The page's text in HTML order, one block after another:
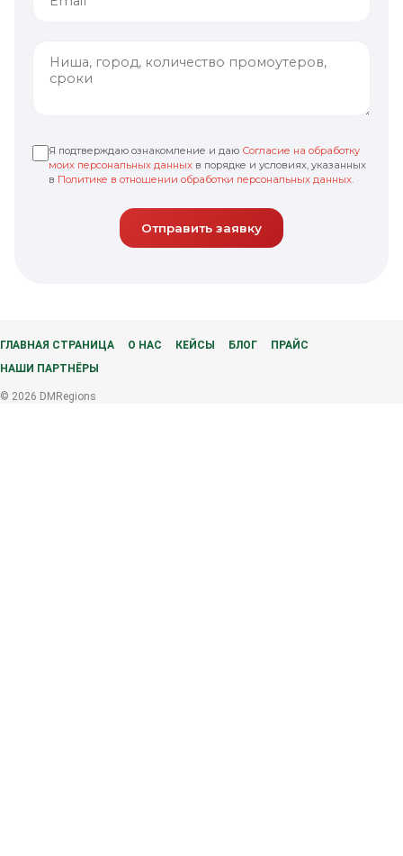
Я подтверждаю ознакомление и даю Согласие на обработку
моих персональных данных в порядке и условиях, указанных
в Политике в отношении обработки персональных данных.
Отправить заявку
ГЛАВНАЯ СТРАНИЦА О НАС КЕЙСЫ БЛОГ
ПРАЙС
НАШИ ПАРТНЁРЫ
© 2026 DMRegions